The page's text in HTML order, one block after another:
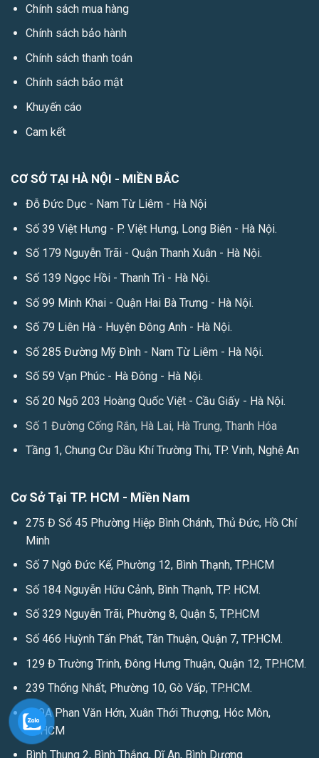
Chính sách mua hàng
Chính sách bảo hành
Chính sách thanh toán
Chính sách bảo mật
Khuyến cáo
Cam kết
CƠ SỞ TẠI HÀ NỘI - MIỀN BẮC
Đỗ Đức Dục - Nam Từ Liêm - Hà Nội
Số 39 Việt Hưng - P. Việt Hưng, Long Biên - Hà Nội.
Số 179 Nguyễn Trãi - Quận Thanh Xuân - Hà Nội.
Số 139 Ngọc Hồi - Thanh Trì - Hà Nội.
Số 99 Minh Khai - Quận Hai Bà Trưng - Hà Nội.
Số 79 Liên Hà - Huyện Đông Anh - Hà Nội.
Số 285 Đường Mỹ Đình - Nam Từ Liêm - Hà Nội.
Số 59 Vạn Phúc - Hà Đông - Hà Nội.
Số 20 Ngõ 203 Hoàng Quốc Việt - Cầu Giấy - Hà Nội.
Số 1 Đường Cống Rắn, Hà Lai, Hà Trung, Thanh Hóa
Tầng 1, Chung Cư Dầu Khí Trường Thi, TP. Vinh, Nghệ An
Cơ Sở Tại TP. HCM - Miền Nam
275 Đ Số 45 Phường Hiệp Bình Chánh, Thủ Đức, Hồ Chí
Minh
Số 7 Ngô Đức Kế, Phường 12, Bình Thạnh, TP.HCM
Số 184 Nguyễn Hữu Cảnh, Bình Thạnh, TP. HCM.
Số 329 Nguyễn Trãi, Phường 8, Quận 5, TP.HCM
Số 466 Huỳnh Tấn Phát, Tân Thuận, Quận 7, TP.HCM.
129 Đ Trường Trinh, Đông Hưng Thuận, Quận 12, TP.HCM.
239 Thống Nhất, Phường 10, Gò Vấp, TP.HCM.
129A Phan Văn Hớn, Xuân Thới Thượng, Hóc Môn,
TP.HCM
Bình Thung 2, Bình Thắng, Dĩ An, Bình Dương.